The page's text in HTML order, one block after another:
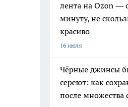
лента на Ozon —
минуту, не
красиво
16 июля
Чёрные джинсы
сереют: как
после множества